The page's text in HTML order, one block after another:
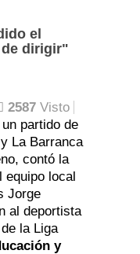
el
de dirigir"
2587 Visto
partido de
La Barranca
contó la
equipo local
Jorge
al deportista
la Liga
y